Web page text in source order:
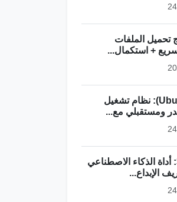
تحميل الملفات
+ استكمال...
أوبونتو (Ubuntu): نظام تشغيل
ومستقبلي مع...
Sudowrite: أداة الذكاء الاصطناعي
الإبداع...